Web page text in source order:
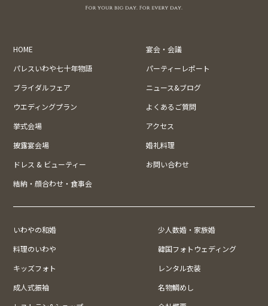
HOME
宴会・会議
パレスいわや七十年物語
パーティーレポート
ブライダルフェア
ニュース&ブログ
ウエディングプラン
よくあるご質問
挙式会場
アクセス
披露宴会場
婚礼料理
ドレス & ビューティー
お問い合わせ
結納・顔合わせ・食事会
いわやの和婚
少人数婚・家族婚
料理のいわや
韓国フォトウェディング
キッズフォト
レンタル衣装
成人式振袖
名物鯛めし